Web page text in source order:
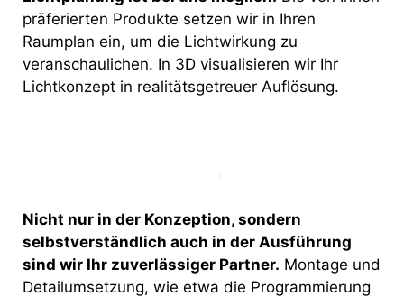
präferierten Produkte setzen wir in Ihren
Raumplan ein, um die Lichtwirkung zu
veranschaulichen. In 3D visualisieren wir Ihr
Lichtkonzept in realitätsgetreuer Auflösung.
Nicht nur in der Konzeption, sondern
selbstverständlich auch in der Ausführung
sind wir Ihr zuverlässiger Partner. Montage und
Detailumsetzung, wie etwa die Programmierung